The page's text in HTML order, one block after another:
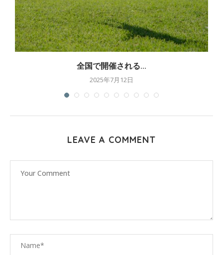
全国で開催される...
2025年7月12日
LEAVE A COMMENT